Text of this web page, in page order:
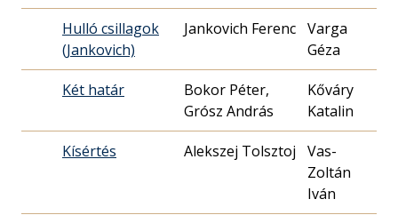
Hulló csillagok
(Jankovich)
Jankovich Ferenc Varga
Géza
Két határ
Bokor Péter,
Grósz András
Kőváry
Katalin
Kísértés Alekszej Tolsztoj
Vas-
Zoltán
Iván